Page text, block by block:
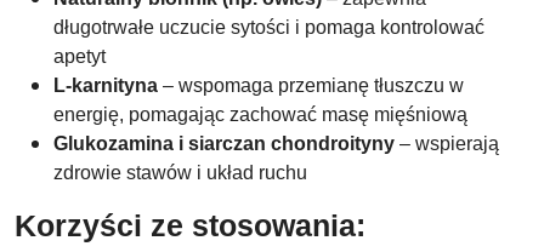
długotrwałe uczucie sytości i pomaga kontrolować
apetyt
L-karnityna – wspomaga przemianę tłuszczu w
energię, pomagając zachować masę mięśniową
Glukozamina i siarczan chondroityny – wspierają
zdrowie stawów i układ ruchu
Korzyści ze stosowania: